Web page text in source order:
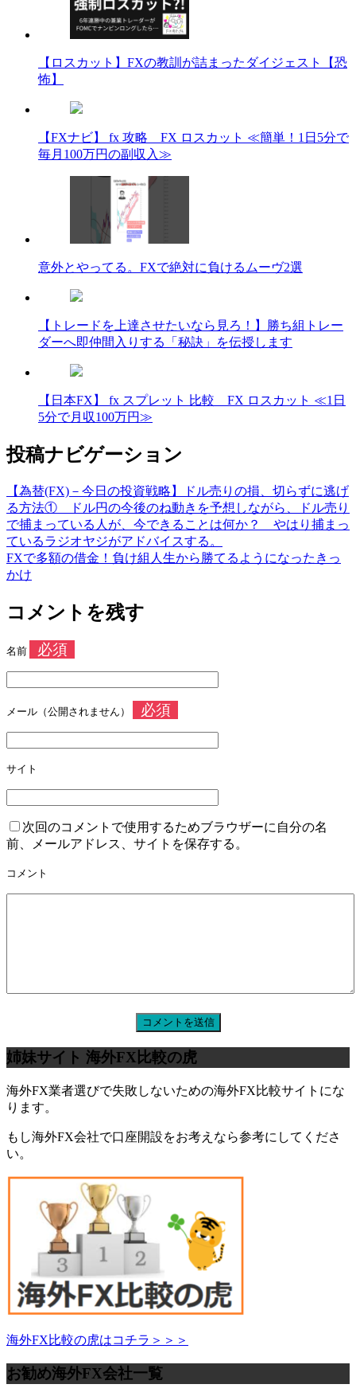
【ロスカット】FXの教訓が詰まったダイジェスト【恐
怖】
【FXナビ】 fx 攻略 FX ロスカット ≪簡単！1日5分で
毎月100万円の副収入≫
意外とやってる。FXで絶対に負けるムーヴ2選
【トレードを上達させたいなら見ろ！】勝ち組トレー
ダーへ即仲間入りする「秘訣」を伝授します
【日本FX】 fx スプレット 比較 FX ロスカット ≪1日
5分で月収100万円≫
投稿ナビゲーション
【為替(FX)－今日の投資戦略】ドル売りの損、切らずに逃げ
る方法① ドル円の今後のね動きを予想しながら、ドル売り
で捕まっている人が、今できることは何か？ やはり捕まっ
ているラジオヤジがアドバイスする。
FXで多額の借金！負け組人生から勝てるようになったきっ
かけ
コメントを残す
名前 必須
メール（公開されません） 必須
サイト
次回のコメントで使用するためブラウザーに自分の名
前、メールアドレス、サイトを保存する。
コメント
姉妹サイト 海外FX比較の虎
海外FX業者選びで失敗しないための海外FX比較サイトにな
ります。
もし海外FX会社で口座開設をお考えなら参考にしてくださ
い。
海外FX比較の虎はコチラ＞＞＞
お勧め海外FX会社一覧